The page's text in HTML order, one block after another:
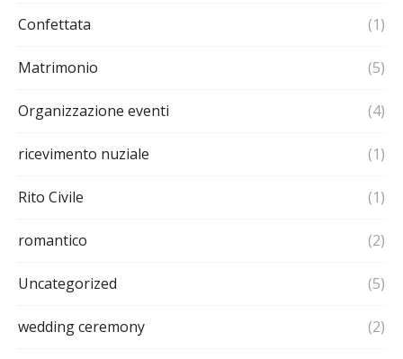
Confettata (1)
Matrimonio (5)
Organizzazione eventi (4)
ricevimento nuziale (1)
Rito Civile (1)
romantico (2)
Uncategorized (5)
wedding ceremony (2)